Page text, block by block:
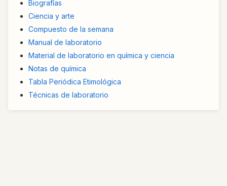
Biografías
Ciencia y arte
Compuesto de la semana
Manual de laboratorio
Material de laboratorio en química y ciencia
Notas de química
Tabla Periódica Etimológica
Técnicas de laboratorio